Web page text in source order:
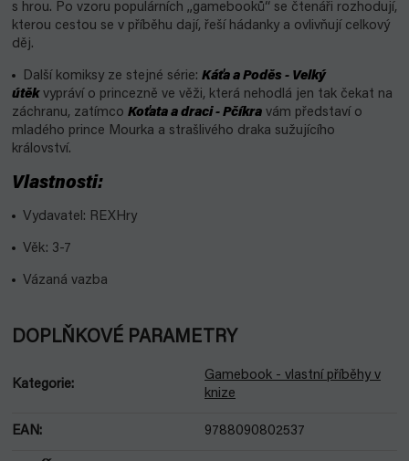
s hrou. Po vzoru populárních „gamebooků“ se čtenáři rozhodují,
kterou cestou se v příběhu dají, řeší hádanky a ovlivňují celkový
děj.
Další komiksy ze stejné série: Káťa a Poděs - Velký
útěkvypráví o princezně ve věži, která nehodlá jen tak čekat na
záchranu, zatímco Koťata a draci - Pčíkra vám představí o
mladého prince Mourka a strašlivého draka sužujícího
království.
Vlastnosti:
Vydavatel: REXHry
Věk: 3-7
Vázaná vazba
DOPLŇKOVÉ PARAMETRY
Kategorie:
Gamebook - vlastní příběhy v
knize
EAN: 9788090802537